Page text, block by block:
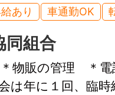
あり 車通勤OK
同組合
物販の管理 ＊電
は年に１回、臨時